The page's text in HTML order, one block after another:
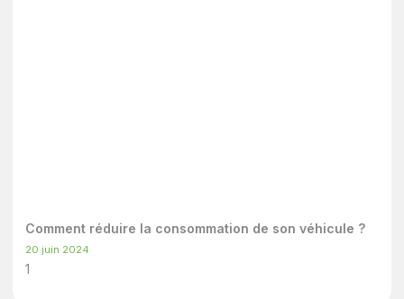
Comment réduire la consommation de son véhicule ?
20 juin 2024